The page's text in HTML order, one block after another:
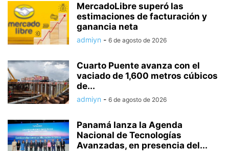
MercadoLibre superó las
estimaciones de facturación y
ganancia neta
admiyn - 6 de agosto de 2026
Cuarto Puente avanza con el
vaciado de 1,600 metros cúbicos
de...
admiyn - 6 de agosto de 2026
Panamá lanza la Agenda
Nacional de Tecnologías
Avanzadas, en presencia del...